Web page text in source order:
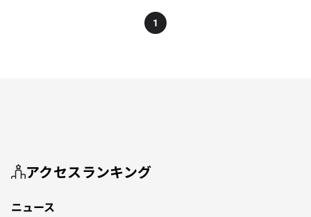
1
アクセスランキング
ニュース